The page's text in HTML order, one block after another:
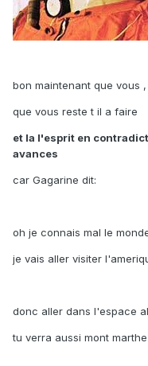
bon maintenant que vous
que vous reste t il a faire
et la l'esprit en
avances
car Gagarine dit:
oh je connais mal le
je vais aller visiter
donc aller dans l'espace
tu verra aussi mont marthe